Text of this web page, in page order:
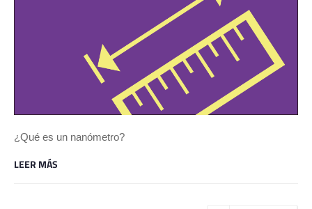
¿Qué es un nanómetro?
LEER MÁS